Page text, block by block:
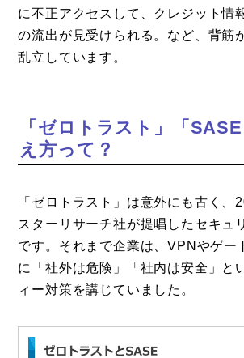
に不正アクセスして、クレジット情
の流出が見受けられる。など、背筋
乱立しています。
「ゼロトラスト」「
え方って？
「ゼロトラスト」は意外にも古く、
スターリサーチ社が提唱したセキュ
です。それまで企業は、VPNやゲー
に「社外は危険」「社内は安全」と
ィー対策を講じていました。